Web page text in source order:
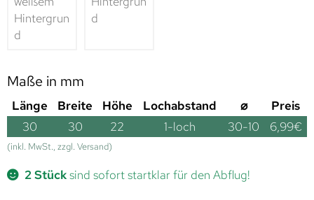
Maße in mm
Länge Breite Höhe Lochabstand ⌀
Preis
30
30 22 1-loch 30-10 6,99€
(inkl. MwSt., zzgl. Versand)
2 Stücksind sofort startklar für den Abflug!